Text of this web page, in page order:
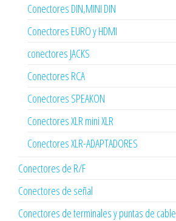
Conectores DIN,MINI DIN
Conectores EURO y HDMI
conectores JACKS
Conectores RCA
Conectores SPEAKON
Conectores XLR mini XLR
Conectores XLR-ADAPTADORES
Conectores de R/F
Conectores de señal
Conectores de terminales y puntas de cable